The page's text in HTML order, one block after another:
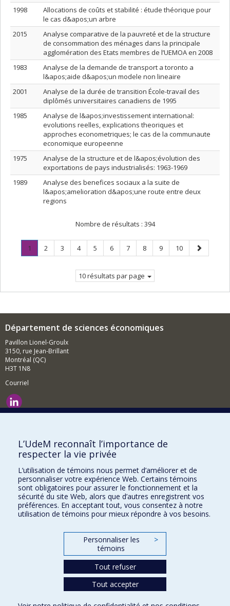
1998
Allocations de coûts et stabilité : étude théorique pour
le cas d&apos;un arbre
2015
Analyse comparative de la pauvreté et de la structure
de consommation des ménages dans la principale
agglomération des Etats membres de l’UEMOA en 2008
1983
Analyse de la demande de transport a toronto a
l&apos;aide d&apos;un modele non lineaire
2001
Analyse de la durée de transition École-travail des
diplômés universitaires canadiens de 1995
1985
Analyse de l&apos;investissement international:
evolutions reelles, explications theoriques et
approches econometriques; le cas de la communaute
economique europeenne
1975
Analyse de la structure et de l&apos;évolution des
exportations de pays industrialisés: 1963-1969
1989
Analyse des benefices sociaux a la suite de
l&apos;amelioration d&apos;une route entre deux
regions
Nombre de résultats : 394
Page
1
Page
Page
2 Page
3 Page
4 Page
5 Page
6 Page
7 Page
8 Page
9 Page
10
Page
suivante
10 résultats par page
Département de sciences économiques
Pavillon Lionel-Groulx
3150, rue Jean-Brillant
Montréal (QC)
H3T 1N8
Courriel
Comment soutenir le Département?
BESOIN D'AIDE?
Plan du site
Signaler une erreur
Accessibilité
FACULTÉ DES ARTS ET DES SCIENCES
Nos départements et écoles
L’UdeM reconnaît l’importance de
respecter la vie privée
L’utilisation de témoins nous permet d’améliorer et de
personnaliser votre expérience Web. Certains témoins
sont obligatoires pour assurer le fonctionnement et la
sécurité du site Web, alors que d’autres enregistrent vos
préférences. En acceptant tout, vous consentez à notre
utilisation de témoins pour mieux répondre à vos besoins.
Personnaliser les
témoins
>
Tout refuser
Tout accepter